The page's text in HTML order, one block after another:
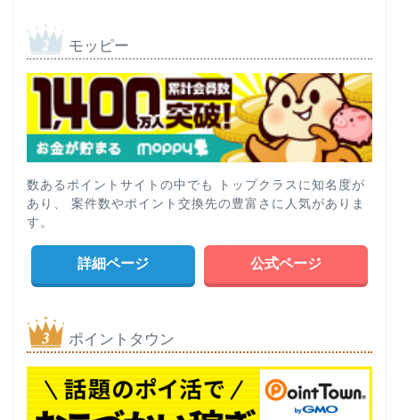
モッピー
数あるポイントサイトの中でも トップクラスに知名度が
あり、 案件数やポイント交換先の豊富さに人気がありま
す。
詳細ページ 公式ページ
ポイントタウン